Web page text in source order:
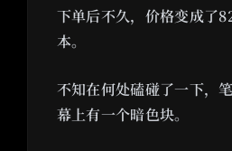
下单后不久，价格变成了
本。
不知在何处磕碰了一下，
幕上有一个暗色块。